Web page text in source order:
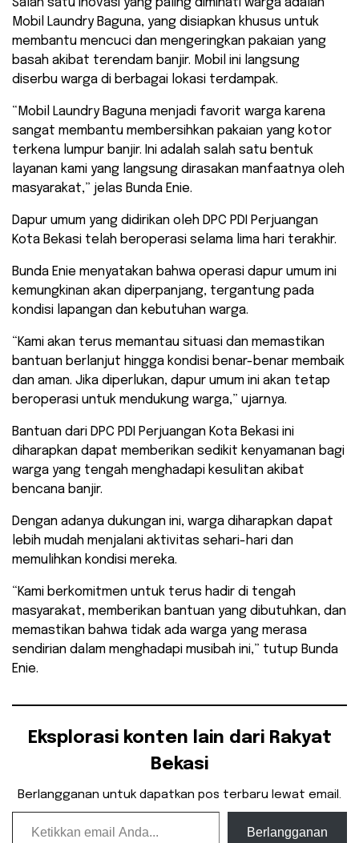
Salah satu inovasi yang paling diminati warga adalah
Mobil Laundry Baguna, yang disiapkan khusus untuk
membantu mencuci dan mengeringkan pakaian yang
basah akibat terendam banjir. Mobil ini langsung
diserbu warga di berbagai lokasi terdampak.
“Mobil Laundry Baguna menjadi favorit warga karena
sangat membantu membersihkan pakaian yang kotor
terkena lumpur banjir. Ini adalah salah satu bentuk
layanan kami yang langsung dirasakan manfaatnya oleh
masyarakat,” jelas Bunda Enie.
Dapur umum yang didirikan oleh DPC PDI Perjuangan
Kota Bekasi telah beroperasi selama lima hari terakhir.
Bunda Enie menyatakan bahwa operasi dapur umum ini
kemungkinan akan diperpanjang, tergantung pada
kondisi lapangan dan kebutuhan warga.
“Kami akan terus memantau situasi dan memastikan
bantuan berlanjut hingga kondisi benar-benar membaik
dan aman. Jika diperlukan, dapur umum ini akan tetap
beroperasi untuk mendukung warga,” ujarnya.
Bantuan dari DPC PDI Perjuangan Kota Bekasi ini
diharapkan dapat memberikan sedikit kenyamanan bagi
warga yang tengah menghadapi kesulitan akibat
bencana banjir.
Dengan adanya dukungan ini, warga diharapkan dapat
lebih mudah menjalani aktivitas sehari-hari dan
memulihkan kondisi mereka.
“Kami berkomitmen untuk terus hadir di tengah
masyarakat, memberikan bantuan yang dibutuhkan, dan
memastikan bahwa tidak ada warga yang merasa
sendirian dalam menghadapi musibah ini,” tutup Bunda
Enie.
Eksplorasi konten lain dari Rakyat
Bekasi
Berlangganan untuk dapatkan pos terbaru lewat email.
Ketikkan email Anda...
Berlangganan